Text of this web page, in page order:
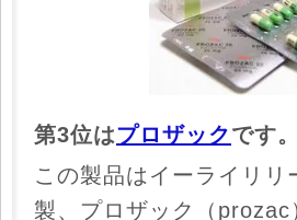
第3位はプロザックです。
この製品はイーライリ
製、プロザック（prozac